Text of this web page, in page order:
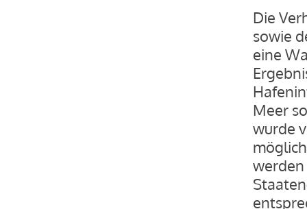
Die
sowie
eine
Meer
wurde
werden